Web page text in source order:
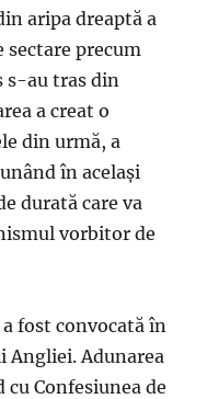
aripa dreaptă a
sectare precum
s-au tras din
a creat o
din urmă, a
în același
durată care va
vorbitor de
fost convocată în
Angliei. Adunarea
cu Confesiunea de